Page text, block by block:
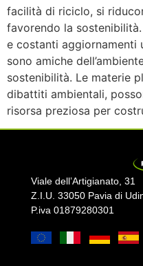
facilità di riciclo, si
favorendo la
e costanti aggiornamenti
sono amiche
sostenibilità. Le materie
dibattiti ambientali,
risorsa preziosa per
Viale dell’Artigianato, 31
Z.I.U. 33050 Pavia di
P.iva 01879280301